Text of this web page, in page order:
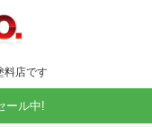
料店です
ール中!